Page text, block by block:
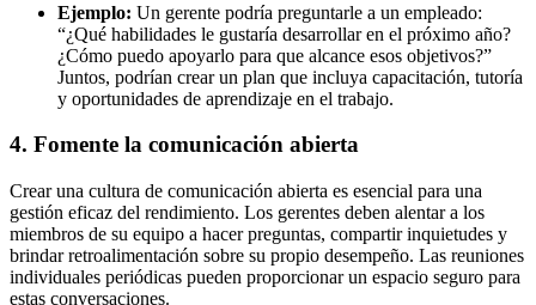
Ejemplo: Un gerente podría preguntarle a un empleado:
“¿Qué habilidades le gustaría desarrollar en el próximo año?
¿Cómo puedo apoyarlo para que alcance esos objetivos?”
Juntos, podrían crear un plan que incluya capacitación, tutoría
y oportunidades de aprendizaje en el trabajo.
4. Fomente la comunicación abierta
Crear una cultura de comunicación abierta es esencial para una
gestión eficaz del rendimiento. Los gerentes deben alentar a los
miembros de su equipo a hacer preguntas, compartir inquietudes y
brindar retroalimentación sobre su propio desempeño. Las reuniones
individuales periódicas pueden proporcionar un espacio seguro para
estas conversaciones.